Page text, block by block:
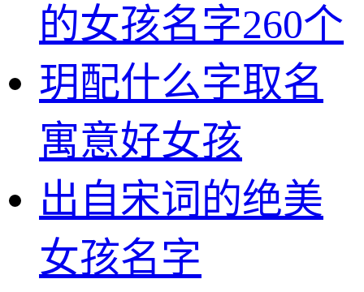
的女孩名字260个
玥配什么字取名
寓意好女孩
出自宋词的绝美
女孩名字